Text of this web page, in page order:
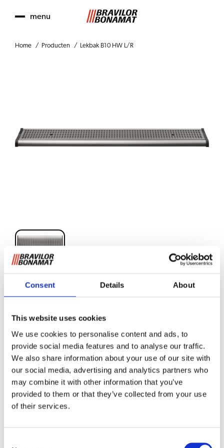
Consent Details About
This website uses cookies
We use cookies to personalise content and ads, to
provide social media features and to analyse our traffic.
We also share information about your use of our site with
our social media, advertising and analytics partners who
may combine it with other information that you’ve
provided to them or that they’ve collected from your use
of their services.
menu
Home Producten Lekbak B10 HW L/R
Iedere rondfilter koffiemachine uit het aanbod van Bravilor
Bonamat heeft een bijpassende lekbak die wordt
meegeleverd. De lekbak van de B-serie is extra breed zodat
deze de gehele breedte van de koffiemachine beslaat, en is
vervaardigd van roestvrij staal.